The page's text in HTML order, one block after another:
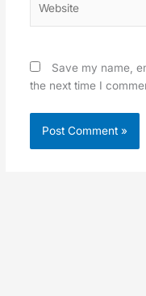
Save my name,
the next time I